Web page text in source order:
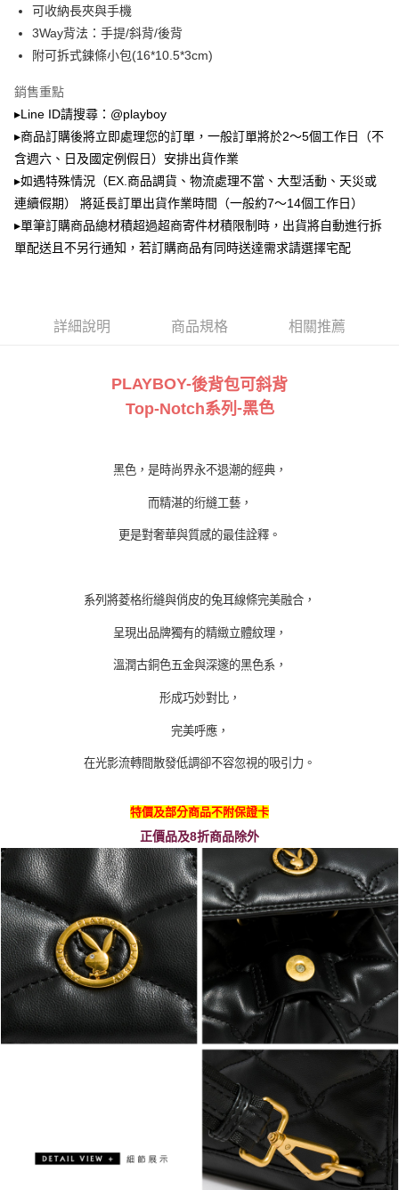
帳／街口支付／iPASS MONEY」等通路繳費。
【注意事項】
1.本服務係由「台灣大哥大股份有限公司」（以下簡稱本公司）所提供，讓
買賣價金債權讓與本公司後，依約使用本公司帳單繳交帳款。
2.基於同意付款使用「大哥付你分期」之契約關係目的，商店將以您的個人
資料（包含姓名、電話或地址）提供予台灣大哥大進項蒐集、處理及利用，
由本公司與您本人進行分期帳單所需資料之確認、核對及更正。
3.完整用戶服務條款，請詳閱以下連結：https://oppay.tw/userRule
每筆NT$100，滿NT$900(含以上)免運費
付款後萊爾富取貨
7-11取貨付款
每筆NT$100，滿NT$900(含以上)免運費
付款後7-11取貨
每筆NT$100，滿NT$700(含以上)免運費
宅配
每筆NT$100，滿NT$700(含以上)免運費
可收納長夾與手機
3Way背法：手提/斜背/後背
附可拆式鍊條小包(16*10.5*3cm)
銷售重點
▸Line ID請搜尋：@playboy
▸商品訂購後將立即處理您的訂單，一般訂單將於2～5個工作日（不
含週六、日及國定例假日）安排出貨作業
▸如遇特殊情況（EX.商品調貨、物流處理不當、大型活動、天災或
連續假期） 將延長訂單出貨作業時間（一般約7～14個工作日）
▸單筆訂購商品總材積超過超商寄件材積限制時，出貨將自動進行拆
單配送且不另行通知，若訂購商品有同時送達需求請選擇宅配
詳細說明 商品規格 相關推薦
PLAYBOY-後背包可斜背
Top-Notch系列 -黑色
黑色，是時尚界永不退潮的經典，
而精湛的绗縫工藝，
更是對奢華與質感的最佳詮釋。
系列將菱格绗縫與俏皮的兔耳線條完美融合，
呈現出品牌獨有的精緻立體紋理，
溫潤古銅色五金與深邃的黑色系，
形成巧妙對比，
完美呼應，
在光影流轉間散發低調卻不容忽視的吸引力。
特價及部分商品不附保證卡
正價品及8折商品除外